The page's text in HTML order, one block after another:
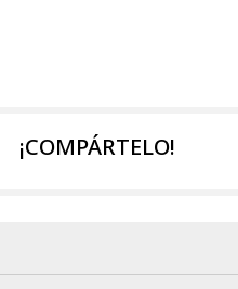
¡COMPÁRTELO!